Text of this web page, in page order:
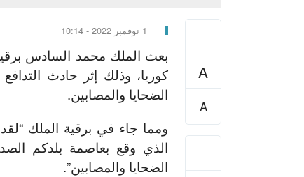
بعث الملك محمد السادس
كوريا، وذلك إثر حادث
الضحايا والمصابين.
ومما جاء في برقية الملك “لقد
الذي وقع بعاصمة بلدكم
الضحايا والمصابين”.
A
A